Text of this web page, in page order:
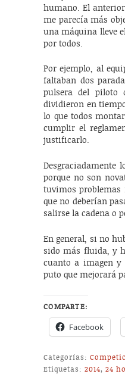
humano. El
me parecía más
una máquina lleve
por todos.
Por ejemplo, al
faltaban dos
pulsera del piloto
dividieron en
lo que todos
cumplir el
justificarlo.
Desgraciadamente
porque no son
tuvimos problemas
que no deberían
salirse la cadena o
En general, si no
sido más fluida, y
cuanto a imagen y
puto que mejorará
COMPARTE:
Facebook
Categorías:
Etiquetas: 2014,24